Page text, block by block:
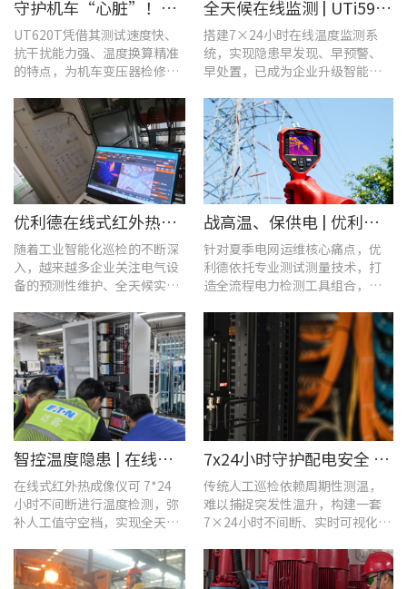
守护机车“心脏”！优利德UT620T助力HXD3C主变压器高效检修
UT620T凭借其测试速度快、
抗干扰能力强、温度换算精准
的特点，为机车变压器检修带
全天候在线监测 | UTi591B在线式红外热成像仪助力配电运维智能化转型
搭建7×24小时在线温度监测系
统，实现隐患早发现、早预警、
早处置，已成为企业升级智能运
优利德在线式红外热成像仪在配电柜运维中的实测应用(系列篇)
随着工业智能化巡检的不断深
入，越来越多企业关注电气设
备的预测性维护、全天候实时
查。
战高温、保供电 | 优利德全系列电力运维检测工具，助力夏季电网运维更高效
针对夏季电网运维核心痛点，优
利德依托专业测试测量技术，打
造全流程电力检测工具组合，覆
测及电能质量分析等核心场景
智控温度隐患 | 在线式红外热成像仪在UPS电源柜老化监测中的应用
在线式红外热成像仪可 7*24
小时不间断进行温度检测，弥
补人工值守空档，实现全天候
7x24小时守护配电安全 | 优利德在线式热成像方案在配电系统中的应用实践
传统人工巡检依赖周期性测温，
难以捕捉突发性温升，构建一套
7×24小时不间断、实时可视化的
域全时段智能测温、风险实时预
警。